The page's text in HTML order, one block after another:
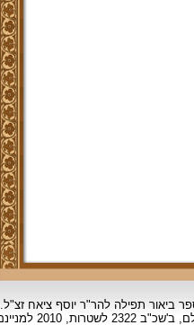
ביאור תפילה להר"ר יוסף ציאח זצ"ל.